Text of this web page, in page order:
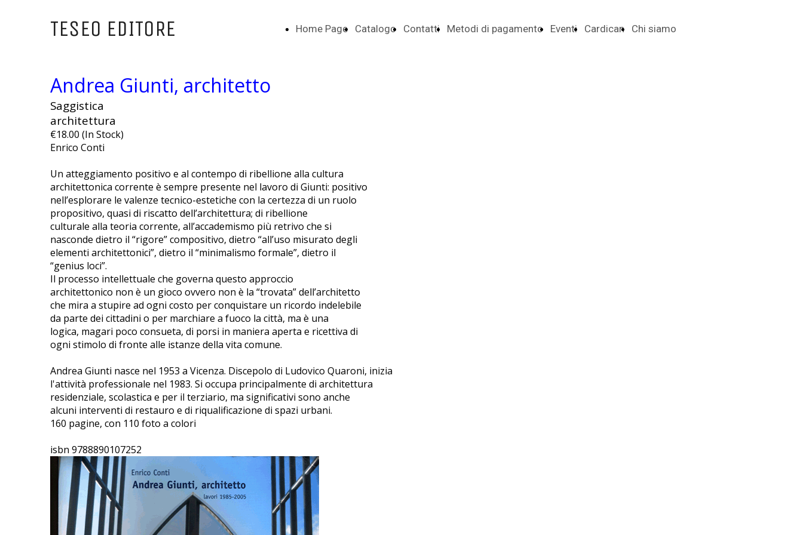
Home Page Catalogo Contatti Metodi di pagamento Eventi Cardican Chi siamo
TESEO EDITORE
Andrea Giunti, architetto
Saggistica
architettura
€18.00 (In Stock)
Enrico Conti
Un atteggiamento positivo e al contempo di ribellione alla cultura
architettonica corrente è sempre presente nel lavoro di Giunti: positivo
nell’esplorare le valenze tecnico-estetiche con la certezza di un ruolo
propositivo, quasi di riscatto dell’architettura; di ribellione
culturale alla teoria corrente, all’accademismo più retrivo che si
nasconde dietro il “rigore” compositivo, dietro “all’uso misurato degli
elementi architettonici”, dietro il “minimalismo formale”, dietro il
“genius loci”.
Il processo intellettuale che governa questo approccio
architettonico non è un gioco ovvero non è la “trovata” dell’architetto
che mira a stupire ad ogni costo per conquistare un ricordo indelebile
da parte dei cittadini o per marchiare a fuoco la città, ma è una
logica, magari poco consueta, di porsi in maniera aperta e ricettiva di
ogni stimolo di fronte alle istanze della vita comune.
Andrea Giunti nasce nel 1953 a Vicenza. Discepolo di Ludovico Quaroni, inizia
l'attività professionale nel 1983. Si occupa principalmente di architettura
residenziale, scolastica e per il terziario, ma significativi sono anche
alcuni interventi di restauro e di riqualificazione di spazi urbani.
160 pagine, con 110 foto a colori
isbn 9788890107252